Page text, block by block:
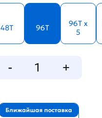
48T 96T
96T x
5
Ближайшая поставка